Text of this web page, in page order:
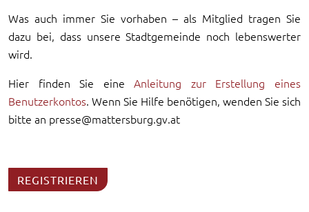
Was auch immer Sie vorhaben – als Mitglied tragen Sie
dazu bei, dass unsere Stadtgemeinde noch lebenswerter
wird.
Hier finden Sie eineAnleitung zur Erstellung eines
Benutzerkontos. Wenn Sie Hilfe benötigen, wenden Sie sich
bitte an presse@mattersburg.gv.at
REGISTRIEREN